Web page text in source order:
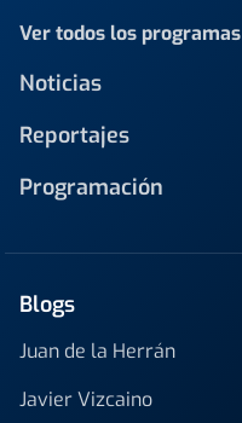
Ver todos los programas
Noticias
Reportajes
Programación
Blogs
Juan de la Herrán
Javier Vizcaino